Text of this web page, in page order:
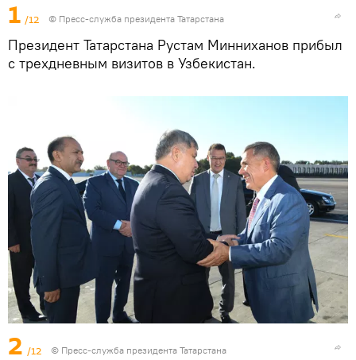
1 /12 © Пресс-служба президента Татарстана
Президент Татарстана Рустам Минниханов прибыл
с трехдневным визитов в Узбекистан.
2 /12 © Пресс-служба президента Татарстана